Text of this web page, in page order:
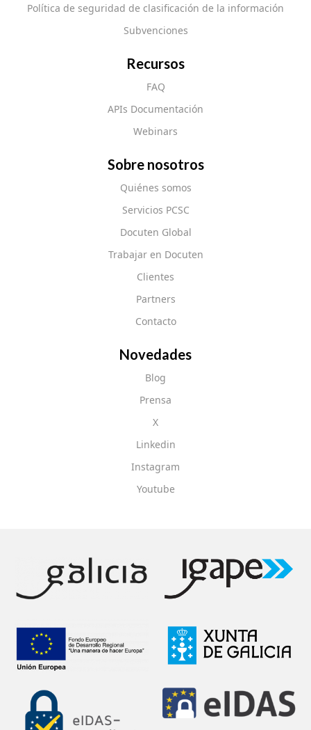
Política de seguridad de clasificación de la información
Subvenciones
Recursos
FAQ
APIs Documentación
Webinars
Sobre nosotros
Quiénes somos
Servicios PCSC
Docuten Global
Trabajar en Docuten
Clientes
Partners
Contacto
Novedades
Blog
Prensa
X
Linkedin
Instagram
Youtube